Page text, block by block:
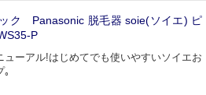
ク Panasonic 脱毛器 soie(ソイエ) ピ
P
ューアル!はじめてでも使いやすいソイエお
｡